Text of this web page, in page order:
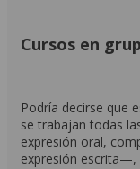
Cursos en
Podría decirse que
se trabajan todas
expresión oral,
expresión escrita—,